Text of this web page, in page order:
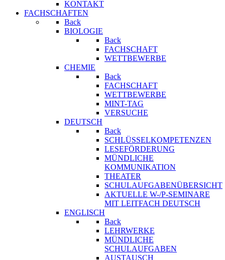
KONTAKT
FACHSCHAFTEN
Back
BIOLOGIE
Back
FACHSCHAFT
WETTBEWERBE
CHEMIE
Back
FACHSCHAFT
WETTBEWERBE
MINT-TAG
VERSUCHE
DEUTSCH
Back
SCHLÜSSELKOMPETENZEN
LESEFÖRDERUNG
MÜNDLICHE
KOMMUNIKATION
THEATER
SCHULAUFGABENÜBERSICHT
AKTUELLE W-/P-SEMINARE
MIT LEITFACH DEUTSCH
ENGLISCH
Back
LEHRWERKE
MÜNDLICHE
SCHULAUFGABEN
AUSTAUSCH